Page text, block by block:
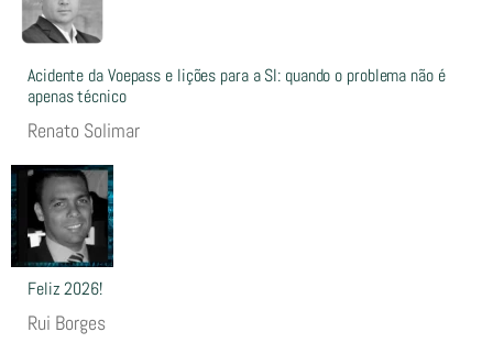
Acidente da Voepass e lições para a SI: quando o problema não é
apenas técnico
Renato Solimar
Feliz 2026!
Rui Borges